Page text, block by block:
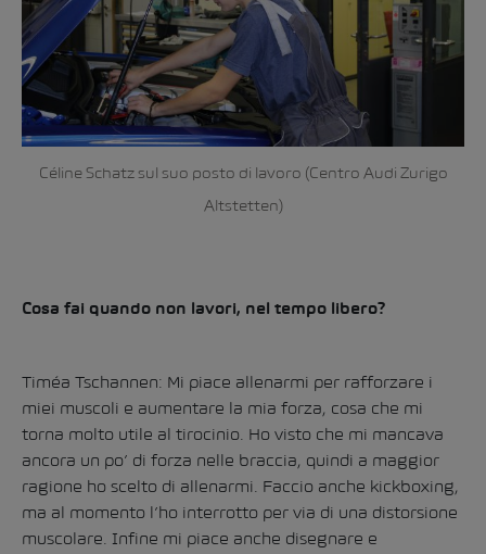
Céline Schatz sul suo posto di lavoro (Centro Audi Zurigo
Altstetten)
Cosa fai quando non lavori, nel tempo libero?
Timéa Tschannen: Mi piace allenarmi per rafforzare i
miei muscoli e aumentare la mia forza, cosa che mi
torna molto utile al tirocinio. Ho visto che mi mancava
ancora un po’ di forza nelle braccia, quindi a maggior
ragione ho scelto di allenarmi. Faccio anche kickboxing,
ma al momento l’ho interrotto per via di una distorsione
muscolare. Infine mi piace anche disegnare e